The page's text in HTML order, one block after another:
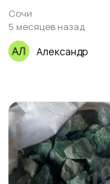
Сочи
5 месяцев назад
Александр